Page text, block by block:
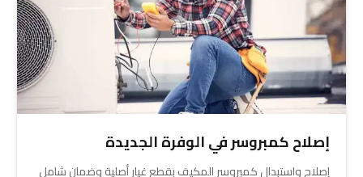
إصلاح كمبروسر في الوفرة الجديدة
إصلاح واستبدال كمبروسر المكيف بقطع غيار أصلية وضمان شامل